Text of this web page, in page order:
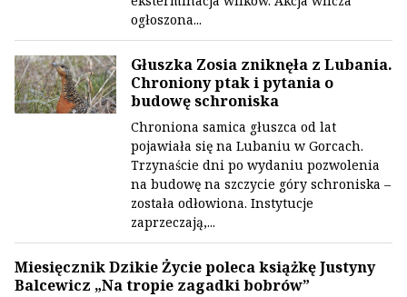
ogłoszona...
Głuszka Zosia zniknęła z Lubania.
Chroniony ptak i pytania o
budowę schroniska
Chroniona samica głuszca od lat
pojawiała się na Lubaniu w Gorcach.
Trzynaście dni po wydaniu pozwolenia
na budowę na szczycie góry schroniska –
została odłowiona. Instytucje
zaprzeczają,...
Miesięcznik Dzikie Życie poleca książkę Justyny
Balcewicz „Na tropie zagadki bobrów”